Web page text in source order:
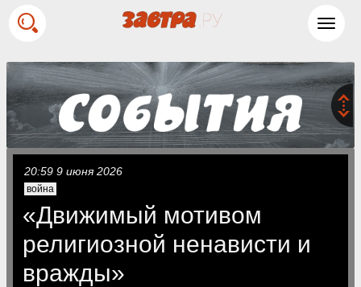
20:59 9 июня 2026
война
«Движимый мотивом
религиозной ненависти и
вражды»